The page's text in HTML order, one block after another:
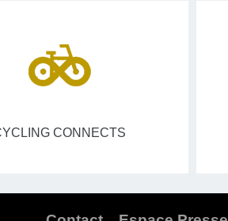
CONNECTS